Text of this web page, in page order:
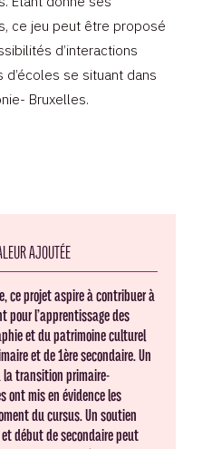
ce jeu peut être proposé
d’interactions
se situant dans
Bruxelles.
AJOUTÉE
ce projet aspire à contribuer à
pour l’apprentissage des
et du patrimoine culturel
et de 1ère secondaire. Un
transition primaire-
ont mis en évidence les
du cursus. Un soutien
début de secondaire peut